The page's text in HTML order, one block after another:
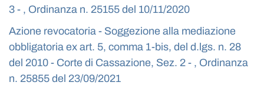
3 - , Ordinanza n. 25155 del 10/11/2020
Azione revocatoria - Soggezione alla mediazione
obbligatoria ex art. 5, comma 1-bis, del d.lgs. n. 28
del 2010 - Corte di Cassazione, Sez. 2 - , Ordinanza
n. 25855 del 23/09/2021